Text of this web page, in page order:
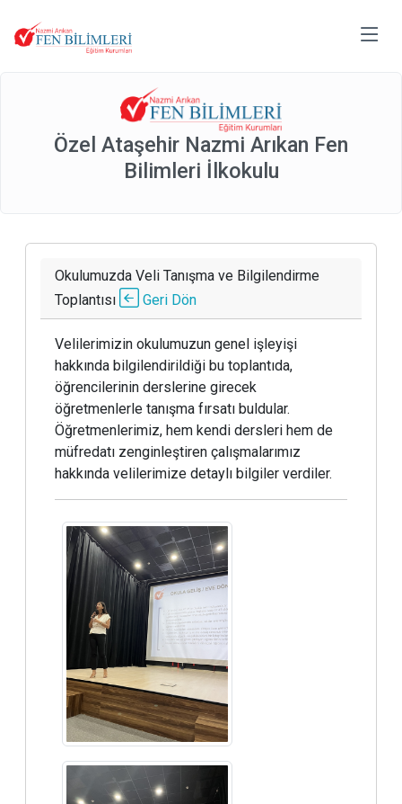
Özel Ataşehir Nazmi Arıkan Fen
Bilimleri İlkokulu
Okulumuzda Veli Tanışma ve Bilgilendirme
Toplantısı
Geri Dön
Velilerimizin okulumuzun genel işleyişi
hakkında bilgilendirildiği bu toplantıda,
öğrencilerinin derslerine girecek
öğretmenlerle tanışma fırsatı buldular.
Öğretmenlerimiz, hem kendi dersleri hem de
müfredatı zenginleştiren çalışmalarımız
hakkında velilerimize detaylı bilgiler verdiler.